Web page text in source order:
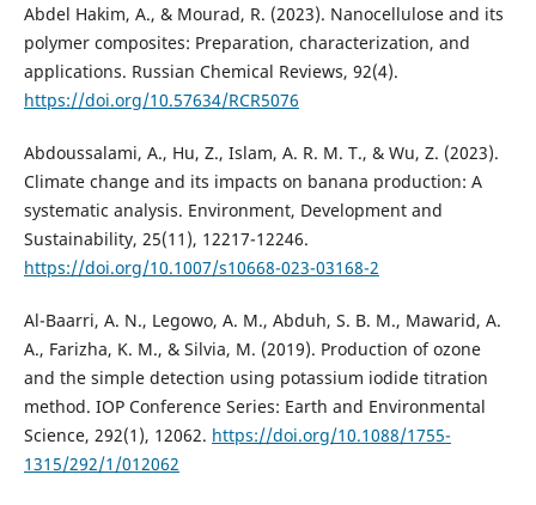
Abdel Hakim, A., & Mourad, R. (2023). Nanocellulose and its
polymer composites: Preparation, characterization, and
applications. Russian Chemical Reviews, 92(4).
https://doi.org/10.57634/RCR5076
Abdoussalami, A., Hu, Z., Islam, A. R. M. T., & Wu, Z. (2023).
Climate change and its impacts on banana production: A
systematic analysis. Environment, Development and
Sustainability, 25(11), 12217-12246.
https://doi.org/10.1007/s10668-023-03168-2
Al-Baarri, A. N., Legowo, A. M., Abduh, S. B. M., Mawarid, A.
A., Farizha, K. M., & Silvia, M. (2019). Production of ozone
and the simple detection using potassium iodide titration
method. IOP Conference Series: Earth and Environmental
Science, 292(1), 12062. https://doi.org/10.1088/1755-
1315/292/1/012062